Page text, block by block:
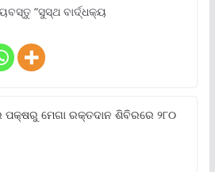
“ସୁସ୍ଥ ବାର୍ଦ୍ଧକ୍ୟ
ମେଗା ରକ୍ତଦାନ ଶିବିରରେ ୨୮୦